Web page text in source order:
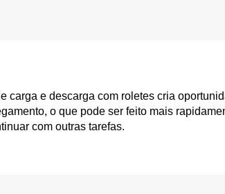
carga e descarga com roletes cria
o que pode ser feito mais
com outras tarefas.